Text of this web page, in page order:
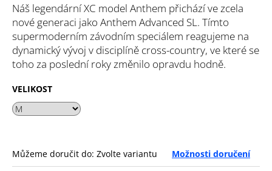
Náš legendární XC model Anthem přichází ve zcela
nové generaci jako Anthem Advanced SL. Tímto
supermoderním závodním speciálem reagujeme na
dynamický vývoj v disciplíně cross-country, ve které se
toho za poslední roky změnilo opravdu hodně.
VELIKOST
Můžeme doručit do: Zvolte variantu Možnosti doručení
D
o
p
o
r
u
j